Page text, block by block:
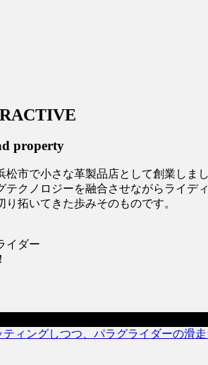
property
松市で小さな革製品店として創業し
テクノロジーを融合させながらライ
拓いてきた歩みそのものです。